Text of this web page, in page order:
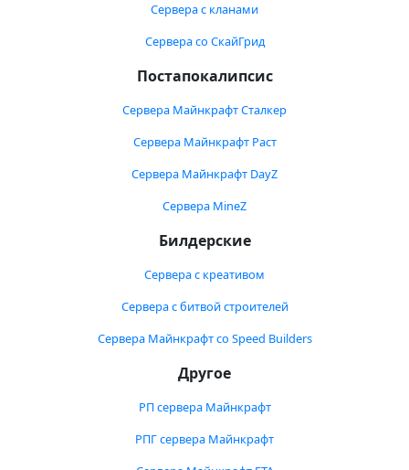
Сервера с кланами
Сервера со СкайГрид
Постапокалипсис
Сервера Майнкрафт Сталкер
Сервера Майнкрафт Раст
Сервера Майнкрафт DayZ
Сервера MineZ
Билдерские
Сервера с креативом
Сервера с битвой строителей
Сервера Майнкрафт со Speed Builders
Другое
РП сервера Майнкрафт
РПГ сервера Майнкрафт